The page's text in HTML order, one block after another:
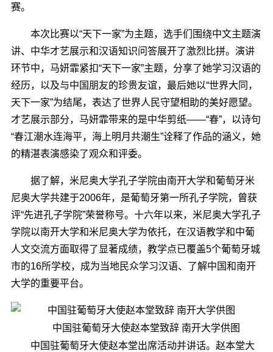
赛。
本次比赛以“天下一家”为主题，选手们围绕中文主题演
讲、中华才艺展示和汉语知识问答展开了激烈比拼。演讲
环节中，马妍霏紧扣“天下一家”主题，分享了她学习汉语的
经历，以及与中国朋友的珍贵友谊，最后她以“世界大同，
天下一家”为结尾，表达了世界人民守望相助的美好愿望。
才艺展示部分，马妍霏带来的是中华剪纸——“春”，以诗句
“春江潮水连海平，海上明月共潮生”诠释了作品的涵义，她
的精湛表演感染了观众和评委。
据了解，米尼奥大学孔子学院由南开大学和葡萄牙米
尼奥大学共建于2006年，是葡萄牙第一所孔子学院，曾获
评“先进孔子学院”荣誉称号。十六年以来，米尼奥大学孔子
学院以南开大学和米尼奥大学为依托，在汉语教学和中葡
人文交流方面取得了显著成绩，教学点已覆盖5个葡萄牙城
市的16所学校，成为当地民众学习汉语、了解中国和南开
大学的重要平台。
中国驻葡萄牙大使赵本堂致辞 南开大学供图
中国驻葡萄牙大使赵本堂出席活动并讲话。赵本堂大